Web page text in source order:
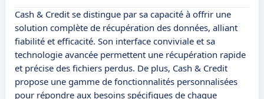
Cash & Credit se distingue par sa capacité à offrir une
solution complète de récupération des données, alliant
fiabilité et efficacité. Son interface conviviale et sa
technologie avancée permettent une récupération rapide
et précise des fichiers perdus. De plus, Cash & Credit
propose une gamme de fonctionnalités personnalisées
pour répondre aux besoins spécifiques de chaque